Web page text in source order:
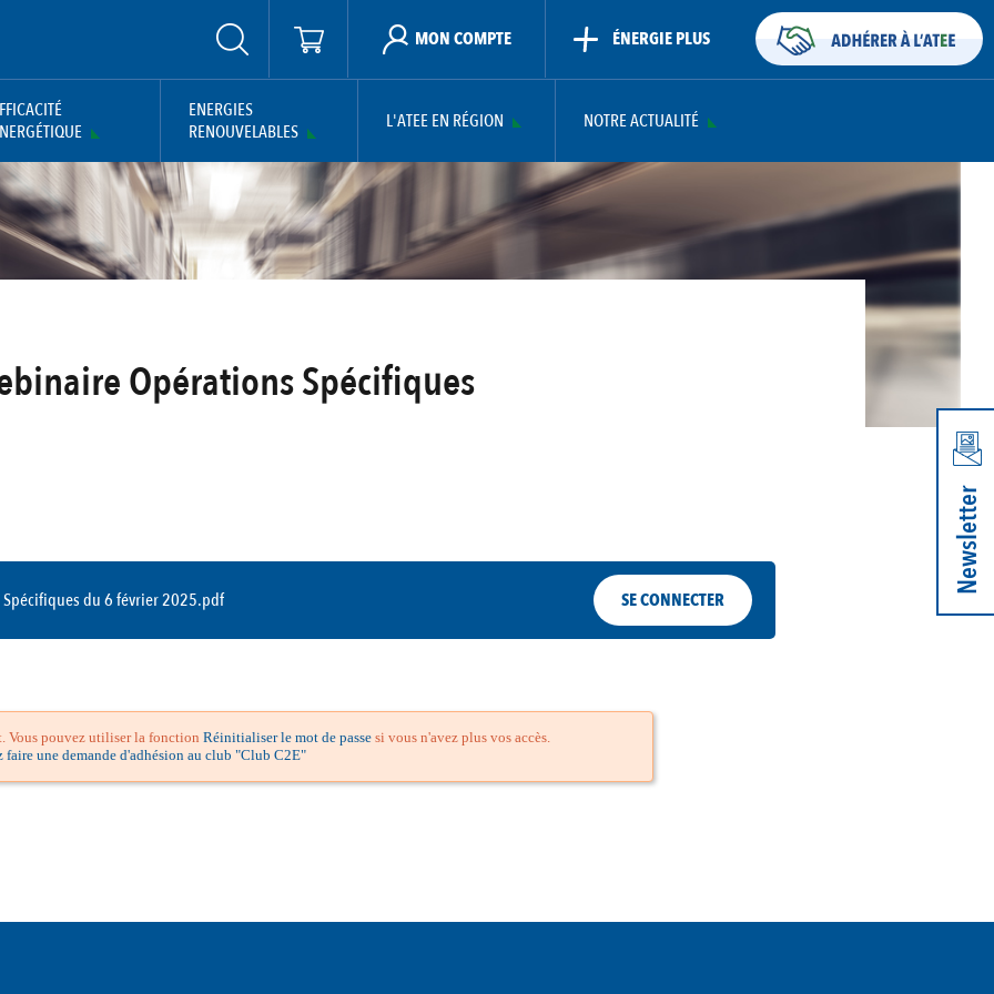
MON COMPTE ÉNERGIE PLUS
ENERGIES
RENOUVELABLES
L'ATEE EN RÉGION NOTRE ACTUALITÉ
Opérations Spécifiques
du 6 février 2025.pdf SE CONNECTER
Vous pouvez utiliser la fonction Réinitialiser le mot de passe si vous n'avez plus vos accès.
faire une demande d'adhésion au club "Club C2E"
Newsletter